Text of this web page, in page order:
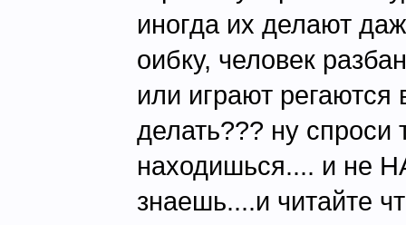
иногда их делают
оибку, человек
или играют регаются
делать??? ну спроси
находишься.... и
знаешь....и читайте